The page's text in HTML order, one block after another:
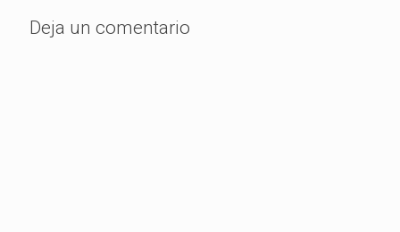
Deja un comentario